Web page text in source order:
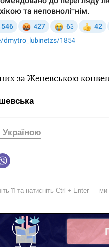
за Женевською
Україною
її та натисніть Ctrl + Enter — ми